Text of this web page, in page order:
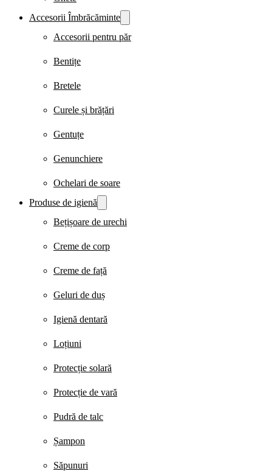
Accesorii Îmbrăcăminte
Accesorii pentru păr
Bentițe
Bretele
Curele și brățări
Gentuțe
Genunchiere
Ochelari de soare
Produse de igienă
Bețișoare de urechi
Creme de corp
Creme de față
Geluri de duș
Igienă dentară
Loțiuni
Protecție solară
Protecție de vară
Pudră de talc
Șampon
Săpunuri